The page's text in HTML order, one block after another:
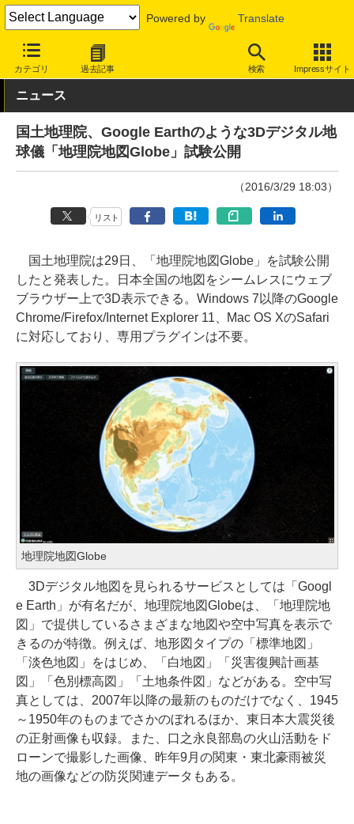
Powered by Translate
カテゴリ 過去記事 検索 Impressサイト
INTERNET Watch トピック
ニュース
国土地理院、Google Earthのような3Dデジタル地
球儀「地理院地図Globe」試験公開
（2016/3/29 18:03）
リスト
国土地理院は29日、「地理院地図Globe」を試験公開
したと発表した。日本全国の地図をシームレスにウェブ
ブラウザー上で3D表示できる。Windows 7以降のGoogle
Chrome/Firefox/Internet Explorer 11、Mac OS XのSafari
に対応しており、専用プラグインは不要。
地理院地図Globe
3Dデジタル地図を見られるサービスとしては「Googl
e Earth」が有名だが、地理院地図Globeは、「地理院地
図」で提供しているさまざまな地図や空中写真を表示で
きるのが特徴。例えば、地形図タイプの「標準地図」
「淡色地図」をはじめ、「白地図」「災害復興計画基
図」「色別標高図」「土地条件図」などがある。空中写
真としては、2007年以降の最新のものだけでなく、1945
～1950年のものまでさかのぼれるほか、東日本大震災後
の正射画像も収録。また、口之永良部島の火山活動をド
ローンで撮影した画像、昨年9月の関東・東北豪雨被災
地の画像などの防災関連データもある。